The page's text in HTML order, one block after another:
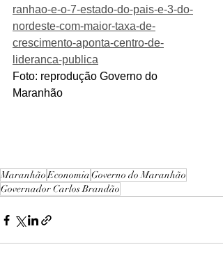
ranhao-e-o-7-estado-do-pais-e-3-do-
nordeste-com-maior-taxa-de-
crescimento-aponta-centro-de-
lideranca-publica
Foto: reprodução Governo do
Maranhão
MaranhãoEconomiaGoverno do Maranhão
Governador Carlos Brandão